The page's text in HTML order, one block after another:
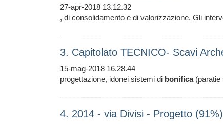
27-apr-2018 13.12.32
, di consolidamento e di valorizzazione. Gli
3. Capitolato TECNICO- Scavi
15-mag-2018 16.28.44
progettazione, idonei sistemi di bonifica(paratie
4. 2014 - via Divisi - Progetto (91%)